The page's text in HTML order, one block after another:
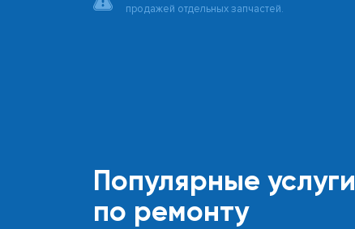
продажей отдельных запчастей.
Популярные услуги
по ремонту